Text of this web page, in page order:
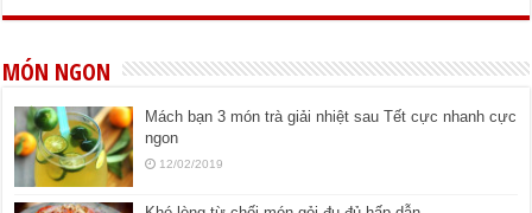
MÓN NGON
Mách bạn 3 món trà giải nhiệt sau Tết cực nhanh cực
ngon
12/02/2019